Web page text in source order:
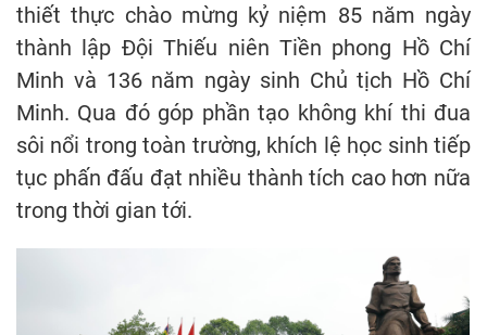
thiết thực chào mừng kỷ niệm 85 năm ngày
thành lập Đội Thiếu niên Tiền phong Hồ Chí
Minh và 136 năm ngày sinh Chủ tịch Hồ Chí
Minh. Qua đó góp phần tạo không khí thi đua
sôi nổi trong toàn trường, khích lệ học sinh tiếp
tục phấn đấu đạt nhiều thành tích cao hơn nữa
trong thời gian tới.